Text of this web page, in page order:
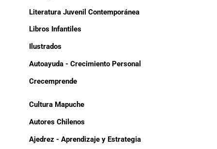
Literatura Juvenil Contemporánea
Libros Infantiles
Ilustrados
Autoayuda - Crecimiento Personal
Crecemprende
Cultura Mapuche
Autores Chilenos
Ajedrez - Aprendizaje y Estrategia